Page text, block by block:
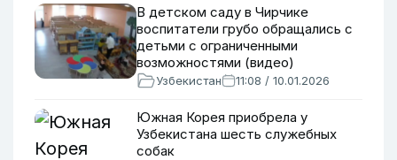
В детском саду в Чирчике
воспитатели грубо обращались с
детьми с ограниченными
возможностями (видео)
Узбекистан 11:08 / 10.01.2026
Южная Корея приобрела у
Узбекистана шесть служебных
собак